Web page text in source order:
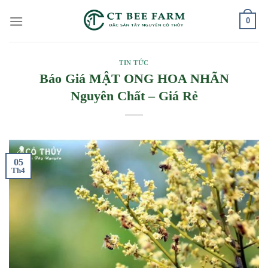
0
TIN TỨC
Báo Giá MẬT ONG HOA NHÃN
Nguyên Chất – Giá Rẻ
05
Th4